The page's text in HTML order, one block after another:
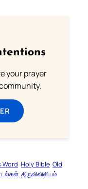
your prayer
Word Holy Bible Old
திருவிவிலியம்